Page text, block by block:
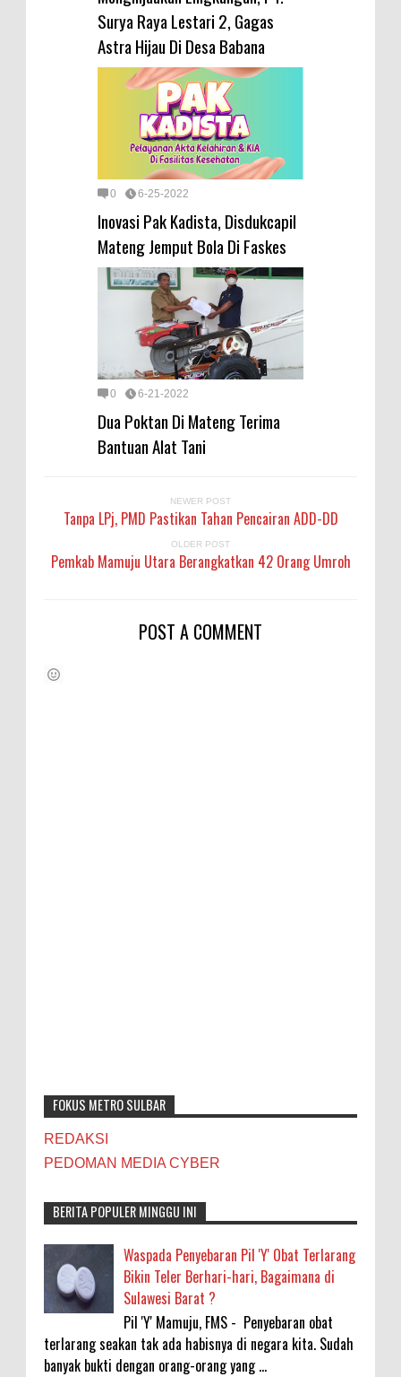
Surya Raya Lestari 2, Gagas
Astra Hijau Di Desa Babana
0 6-25-2022
Inovasi Pak Kadista, Disdukcapil
Mateng Jemput Bola Di Faskes
0 6-21-2022
Dua Poktan Di Mateng Terima
Bantuan Alat Tani
NEWER POST
Tanpa LPj, PMD Pastikan Tahan Pencairan ADD-DD
OLDER POST
Pemkab Mamuju Utara Berangkatkan 42 Orang Umroh
POST A COMMENT
FOKUS METRO SULBAR
REDAKSI
PEDOMAN MEDIA CYBER
BERITA POPULER MINGGU INI
Waspada Penyebaran Pil 'Y' Obat Terlarang
Bikin Teler Berhari-hari, Bagaimana di
Sulawesi Barat ?
Pil 'Y' Mamuju, FMS - Penyebaran obat
terlarang seakan tak ada habisnya di negara kita. Sudah
banyak bukti dengan orang-orang yang ...